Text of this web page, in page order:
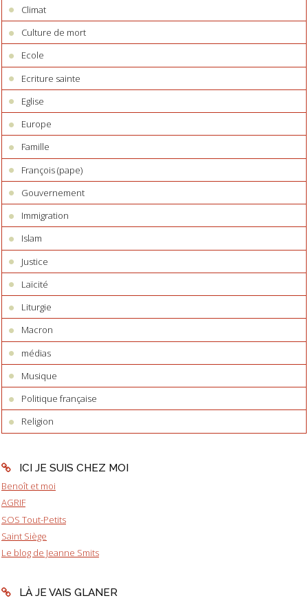
Climat
Culture de mort
Ecole
Ecriture sainte
Eglise
Europe
Famille
François (pape)
Gouvernement
Immigration
Islam
Justice
Laïcité
Liturgie
Macron
médias
Musique
Politique française
Religion
ICI JE SUIS CHEZ MOI
Benoît et moi
AGRIF
SOS Tout-Petits
Saint Siège
Le blog de Jeanne Smits
LÀ JE VAIS GLANER